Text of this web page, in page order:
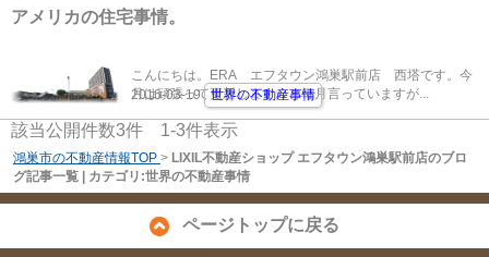
アメリカの住宅事情。
こんにちは。ERA エフタウン鴻巣駅前店 西塔です。今
月は頑張って更新します♪♪と毎月言っていますが...
2016-03-19 世界の不動産事情
該当公開件数3件 1-3件表示
鴻巣市の不動産情報TOP > LIXIL不動産ショップ エフタウン鴻巣駅前店のブロ
グ記事一覧 | カテゴリ:世界の不動産事情
ページトップに戻る